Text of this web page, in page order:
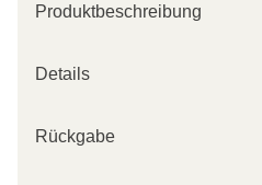
Produktbeschreibung
Details
Rückgabe